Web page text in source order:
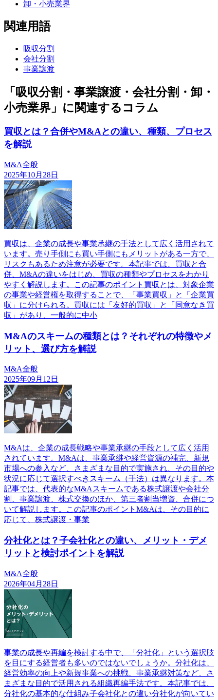
卸・小売業界
関連用語
吸収分割
会社分割
事業譲渡
「吸収分割・事業譲渡・会社分割・卸・
小売業界」に関連するコラム
買収とは？合併やM&Aとの違い、種類、プロセス
を解説
M&A全般
2025年10月28日
買収は、企業の成長や事業承継の手法として広く活用されて
います。売り手側にも買い手側にもメリットがある一方で、
リスクもあるため注意が必要です。本記事では、買収と合
併、M&Aの違いをはじめ、買収の種類やプロセスをわかり
やすく解説します。この記事のポイント買収とは、対象企業
の事業や経営権を取得することで、「事業買収」と「企業買
収」に分けられる。買収には「友好的買収」と「同意なき買
収」があり、一般的に中小
M&Aのスキームの種類とは？それぞれの特徴やメ
リット、選び方を解説
M&A全般
2025年09月12日
M&Aは、企業の成長戦略や事業承継の手段として広く活用
されています。M&Aは、事業承継や経営資源の補完、新規
市場への参入など、さまざまな目的で実施され、その目的や
状況に応じて選択すべきスキーム（手法）は異なります。本
記事では、代表的なM&Aスキームである株式譲渡や会社分
割、事業譲渡、株式交換のほか、第三者割当増資、合併につ
いて解説します。この記事のポイントM&Aは、その目的に
応じて、株式譲渡・事業
分社化とは？子会社化との違い、メリット・デメ
リットと検討ポイントを解説
M&A全般
2026年04月28日
事業の成長や再編を検討する中で、「分社化」という選択肢
を目にする経営者も多いのではないでしょうか。分社化は、
経営効率の向上や新規事業への挑戦、事業承継対策など、さ
まざまな目的で活用される組織再編手法です。本記事では、
分社化の基本的な仕組み子会社化との違い分社化が向いてい